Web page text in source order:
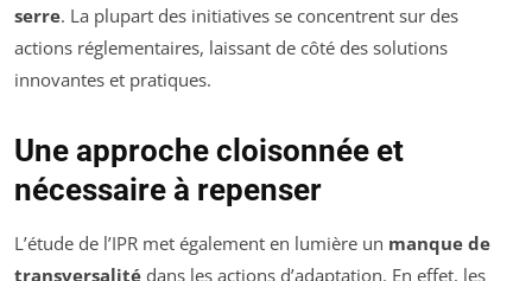
serre. La plupart des initiatives se concentrent sur des
actions réglementaires, laissant de côté des solutions
innovantes et pratiques.
Une approche cloisonnée et
nécessaire à repenser
L’étude de l’IPR met également en lumière un manque de
transversalité dans les actions d’adaptation. En effet, les